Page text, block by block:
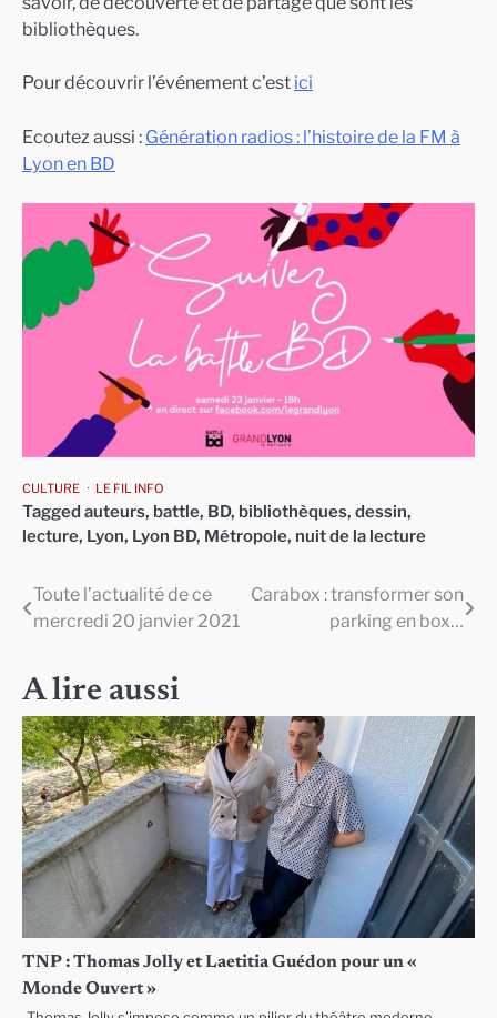
bibliothèques.
Pour découvrir l’événement c’est ici
Ecoutez aussi : Génération radios : l’histoire de la FM à
Lyon en BD
CULTURE LE FIL INFO
Tagged auteurs, battle, BD, bibliothèques, dessin,
lecture, Lyon, Lyon BD, Métropole, nuit de la lecture
Navigation
l’article
Toute l’actualité de ce
mercredi 20 janvier 2021
Carabox : transformer son
parking en box…
A lire aussi
TNP : Thomas Jolly et Laetitia Guédon pour un «
Monde Ouvert »